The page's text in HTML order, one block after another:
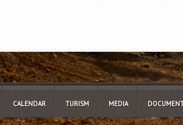
CALENDAR TURISM MEDIA